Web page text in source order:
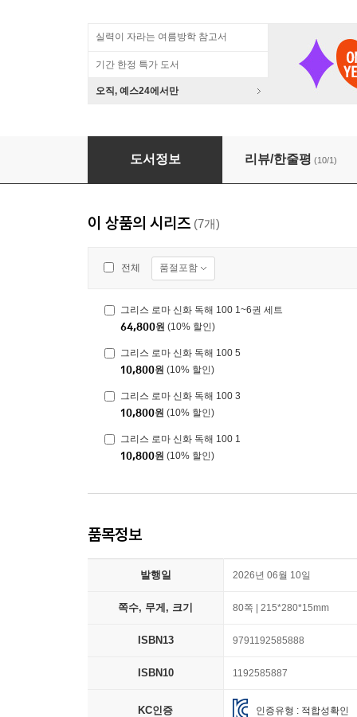
실력이 자라는 여름방학 참고서
기간 한정 특가 도서
오직, 예스24에서만
그리스 로마 신화 독해 100 5
도서정보 리뷰/한줄평 (10/1)
이 상품의 시리즈 (7개)
전체 품절포함
그리스 로마 신화 독해 100 1~6권 세트
64,800원 (10% 할인)
그리스 로마 신화 독해 100 5
10,800원 (10% 할인)
그리스 로마 신화 독해 100 3
10,800원 (10% 할인)
그리스 로마 신화 독해 100 1
10,800원 (10% 할인)
품목정보
발행일 2026년 06월 10일
쪽수, 무게, 크기 80쪽 | 215*280*15mm
ISBN13 9791192585888
ISBN10 1192585887
KC인증 인증유형 : 적합성확인